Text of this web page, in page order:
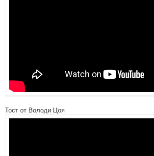
Тост от Володи Цоя